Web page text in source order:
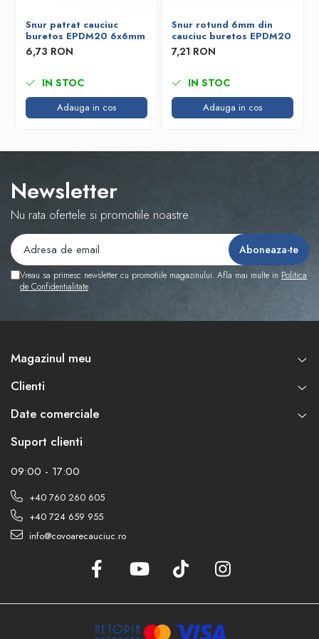
Snur patrat cauciuc
buretos EPDM20 6x6mm
6,73 RON
IN STOC
Adauga in cos
Snur rotund 6mm din
cauciuc buretos EPDM20
7,21 RON
IN STOC
Adauga in cos
Newsletter
Nu rata ofertele si promotiile noastre
Vreau sa primesc newsletter cu promotiile magazinului. Afla mai multe in Politica
de Confidentialitate
Magazinul meu
Clienti
Date comerciale
Suport clienti
09:00 - 17:00
+40 760 260 605
+40 724 659 955
info@covoarecauciuc.ro